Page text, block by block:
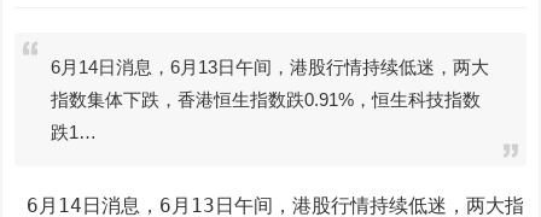
6月14日消息，6月13日午间，港股行情持续低迷，两大
指数集体下跌，香港恒生指数跌0.91%，恒生科技指数
跌1…